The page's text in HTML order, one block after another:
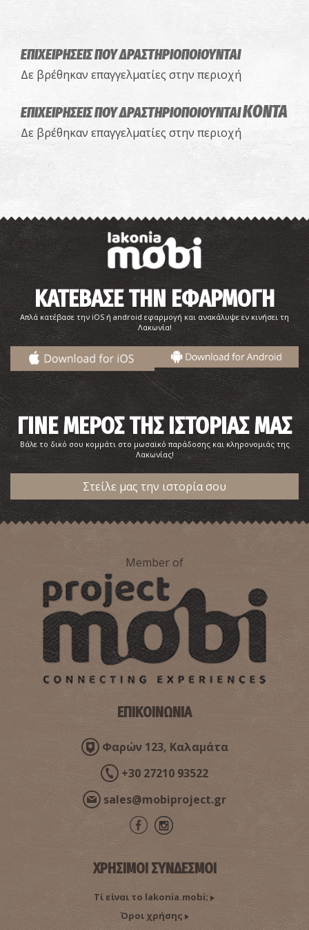
ΕΚΘΕΣΕΙΣ
ΕΠΙΧΕΙΡΗΣΕΙΣ ΠΟΥ ΔΡΑΣΤΗΡΙΟΠΟΙΟΥΝΤΑΙ
Δε βρέθηκαν επαγγελματίες στην περιοχή
ΕΠΙΧΕΙΡΗΣΕΙΣ ΠΟΥ ΔΡΑΣΤΗΡΙΟΠΟΙΟΥΝΤΑΙΚΟΝΤΑ
Δε βρέθηκαν επαγγελματίες στην περιοχή
ΚΑΤΕΒΑΣΕ ΤΗΝ ΕΦΑΡΜΟΓΗ
Απλά κατέβασε την iOS ή android εφαρμογή και ανακάλυψε εν κινήσει τη
Λακωνία!
ΓΙΝΕ ΜΕΡΟΣ ΤΗΣ ΙΣΤΟΡΙΑΣ ΜΑΣ
Βάλε το δικό σου κομμάτι στο μωσαϊκό παράδοσης και κληρονομιάς της
Λακωνίας!
Στείλε μας την ιστορία σου
Member of
ΕΠΙΚΟΙΝΩΝΙΑ
Φαρών 123, Καλαμάτα
+30 27210 93522
sales@mobiproject.gr
ΧΡΗΣΙΜΟΙ ΣΥΝΔΕΣΜΟΙ
Τί είναι το lakonia.mobi;
Όροι χρήσης